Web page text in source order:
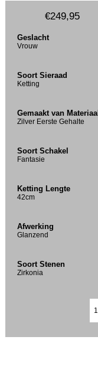
€249,95
Geslacht
Vrouw
Soort Sieraad
Ketting
Gemaakt van Materiaal
Zilver Eerste Gehalte
Soort Schakel
Fantasie
Ketting Lengte
42cm
Afwerking
Glanzend
Soort Stenen
Zirkonia